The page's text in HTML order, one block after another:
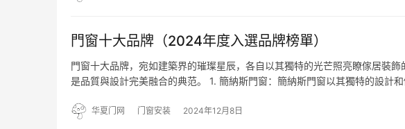
門窗十大品牌（2024年度入選品牌榜單）
門窗十大品牌，宛如建築界的璀璨星辰，各自以其獨特的光芒照亮瞭傢居裝
是品質與設計完美融合的典范。 1. 簡納斯門窗：簡納斯門窗以其獨特的設計
窗… 华夏门网 门窗安装 2024年12月8日